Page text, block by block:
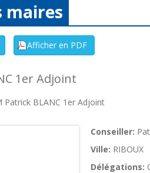
maires
1er Adjoint
Patrick BLANC 1er Adjoint
Conseiller:
Ville: RIBOUX
Délégations: